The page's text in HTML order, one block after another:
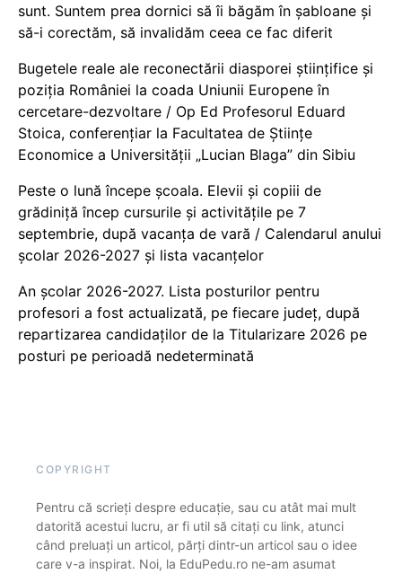
sunt. Suntem prea dornici să îi băgăm în șabloane și
să-i corectăm, să invalidăm ceea ce fac diferit
Bugetele reale ale reconectării diasporei științifice și
poziția României la coada Uniunii Europene în
cercetare-dezvoltare / Op Ed Profesorul Eduard
Stoica, conferențiar la Facultatea de Științe
Economice a Universității „Lucian Blaga” din Sibiu
Peste o lună începe școala. Elevii și copiii de
grădiniță încep cursurile și activitățile pe 7
septembrie, după vacanța de vară / Calendarul anului
școlar 2026-2027 și lista vacanțelor
An școlar 2026-2027. Lista posturilor pentru
profesori a fost actualizată, pe fiecare județ, după
repartizarea candidaților de la Titularizare 2026 pe
posturi pe perioadă nedeterminată
COPYRIGHT
Pentru că scrieți despre educație, sau cu atât mai mult
datorită acestui lucru, ar fi util să citați cu link, atunci
când preluați un articol, părți dintr-un articol sau o idee
care v-a inspirat. Noi, la EduPedu.ro ne-am asumat